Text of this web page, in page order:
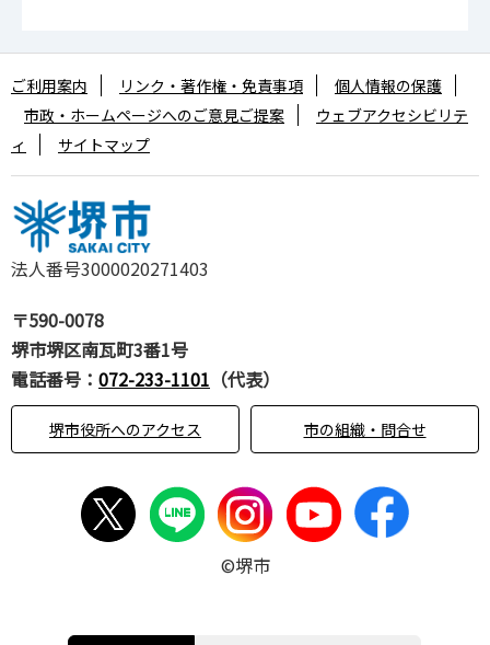
法人番号3000020271403
〒590-0078
堺市堺区南瓦町3番1号
電話番号： 072-233-1101 （代表）
堺市役所へのアクセス 市の組織・問合せ
ご利用案内 リンク・著作権・免責事項
個人情報の保護
市政・ホームページへのご意見ご提案
ウェブアクセシビリテ
ィ
サイトマップ
©堺市